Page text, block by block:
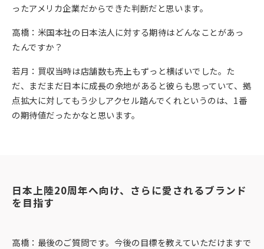
ったアメリカ企業だからできた判断だと思います。
高橋：米国本社の日本法人に対する期待はどんなことがあっ
たんですか？
若月：買収当時は店舗数も売上もずっと横ばいでした。た
だ、まだまだ日本に成長の余地があると彼らも思っていて、拠
点拡大に対してもう少しアクセル踏んでくれというのは、1番
の期待値だったかなと思います。
日本上陸20周年へ向け、さらに愛されるブランド
を目指す
高橋：最後のご質問です。今後の目標を教えていただけますで